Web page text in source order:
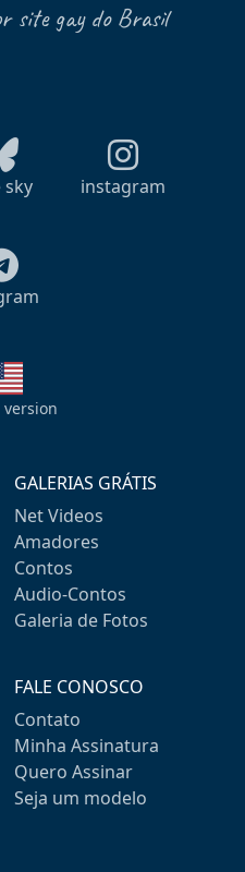
site gay do Brasil
sky instagram
GALERIAS GRÁTIS
Net Videos
Amadores
Contos
Audio-Contos
Galeria de Fotos
FALE CONOSCO
Contato
Minha Assinatura
Quero Assinar
Seja um modelo